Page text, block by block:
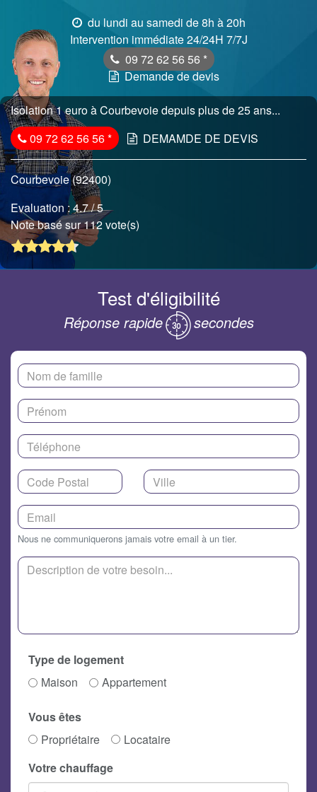
du lundi au samedi de 8h à 20h
Intervention immédiate 24/24H 7/7J
09 72 62 56 56 *
Demande de devis
Isolation 1 euro à Courbevoie depuis plus de 25 ans...
09 72 62 56 56* DEMAMDE DE DEVIS
Courbevoie (92400)
Evaluation :4.7/ 5
Note basé sur 112 vote(s)
Test d'éligibilité
Réponse rapide secondes
Nous ne communiquerons jamais votre email à un tier.
Type de logement
Maison
Appartement
Vous êtes
Propriétaire
Locataire
Votre chauffage